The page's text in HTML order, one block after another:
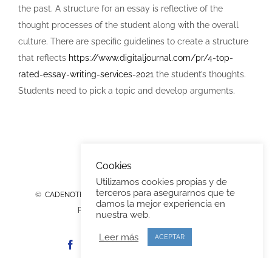
the past. A structure for an essay is reflective of the
thought processes of the student along with the overall
culture. There are specific guidelines to create a structure
that reflects https://www.digitaljournal.com/pr/4-top-
rated-essay-writing-services-2021 the student’s thoughts.
Students need to pick a topic and develop arguments.
© CADENOTE Yacht, S.L.-2026 |Aviso legal & Política de
privacidad | Diseño página WEB
FacebookInstagram
X YouTubeCorreoPhone
Cookies
Utilizamos cookies propias y de
terceros para asegurarnos que te
damos la mejor experiencia en
nuestra web.
Leer más ACEPTAR